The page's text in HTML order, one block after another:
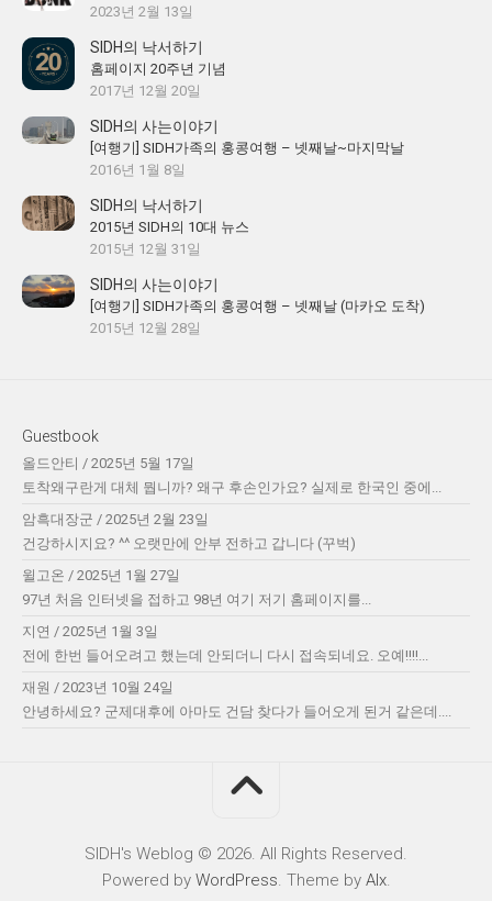
2023년 2월 13일
SIDH의 낙서하기
홈페이지 20주년 기념
2017년 12월 20일
SIDH의 사는이야기
[여행기] SIDH가족의 홍콩여행 – 넷째날~마지막날
2016년 1월 8일
SIDH의 낙서하기
2015년 SIDH의 10대 뉴스
2015년 12월 31일
SIDH의 사는이야기
[여행기] SIDH가족의 홍콩여행 – 넷째날 (마카오 도착)
2015년 12월 28일
Guestbook
올드안티 / 2025년 5월 17일
토착왜구란게 대체 뭡니까? 왜구 후손인가요? 실제로 한국인 중에...
암흑대장군 / 2025년 2월 23일
건강하시지요? ^^ 오랫만에 안부 전하고 갑니다 (꾸벅)
윌고온 / 2025년 1월 27일
97년 처음 인터넷을 접하고 98년 여기 저기 홈페이지를...
지연 / 2025년 1월 3일
전에 한번 들어오려고 했는데 안되더니 다시 접속되네요. 오예!!!!...
재원 / 2023년 10월 24일
안녕하세요? 군제대후에 아마도 건담 찾다가 들어오게 된거 같은데....
SIDH′s Weblog © 2026. All Rights Reserved.
Powered by WordPress . Theme by Alx.